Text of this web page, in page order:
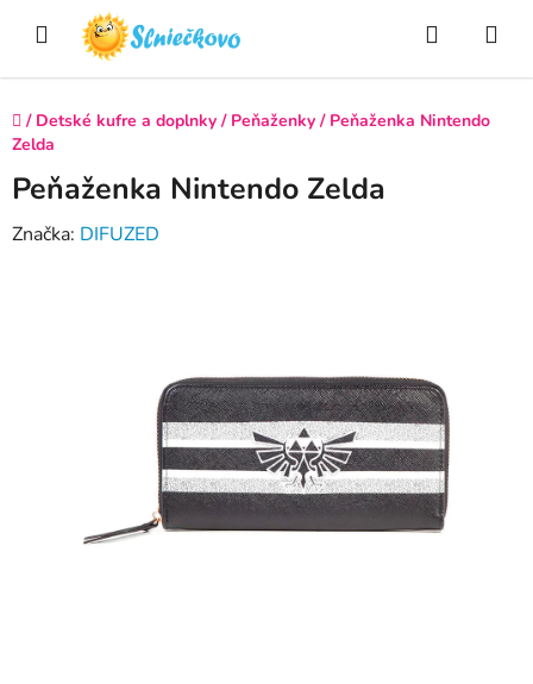
Hľadať
Domov
/ Detské kufre a doplnky / Peňaženky / Peňaženka Nintendo
Zelda
Peňaženka Nintendo Zelda
Značka: DIFUZED